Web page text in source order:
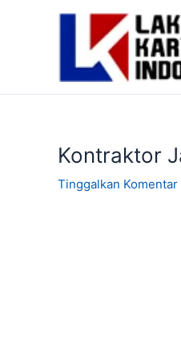
Kontraktor
Tinggalkan Komentar